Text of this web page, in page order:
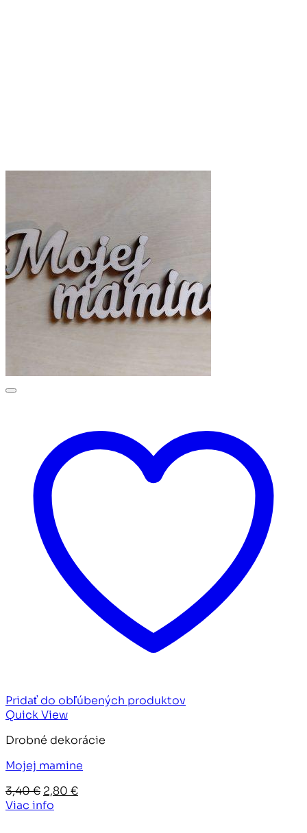
Pridať do obľúbených produktov
Quick View
Drobné dekorácie
Mojej mamine
3,40€ Pôvodná
cena
2,80 €Aktuálna
Viac info